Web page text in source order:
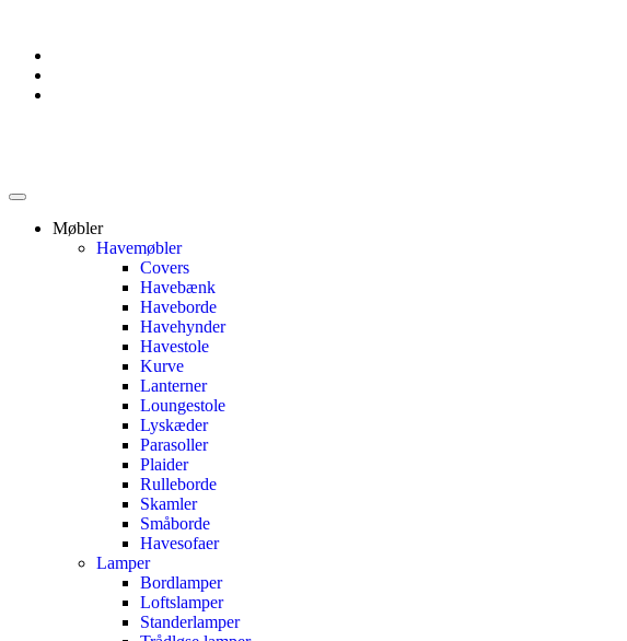
Møbler
Havemøbler
Covers
Havebænk
Haveborde
Havehynder
Havestole
Kurve
Lanterner
Loungestole
Lyskæder
Parasoller
Plaider
Rulleborde
Skamler
Småborde
Havesofaer
Lamper
Bordlamper
Loftslamper
Standerlamper